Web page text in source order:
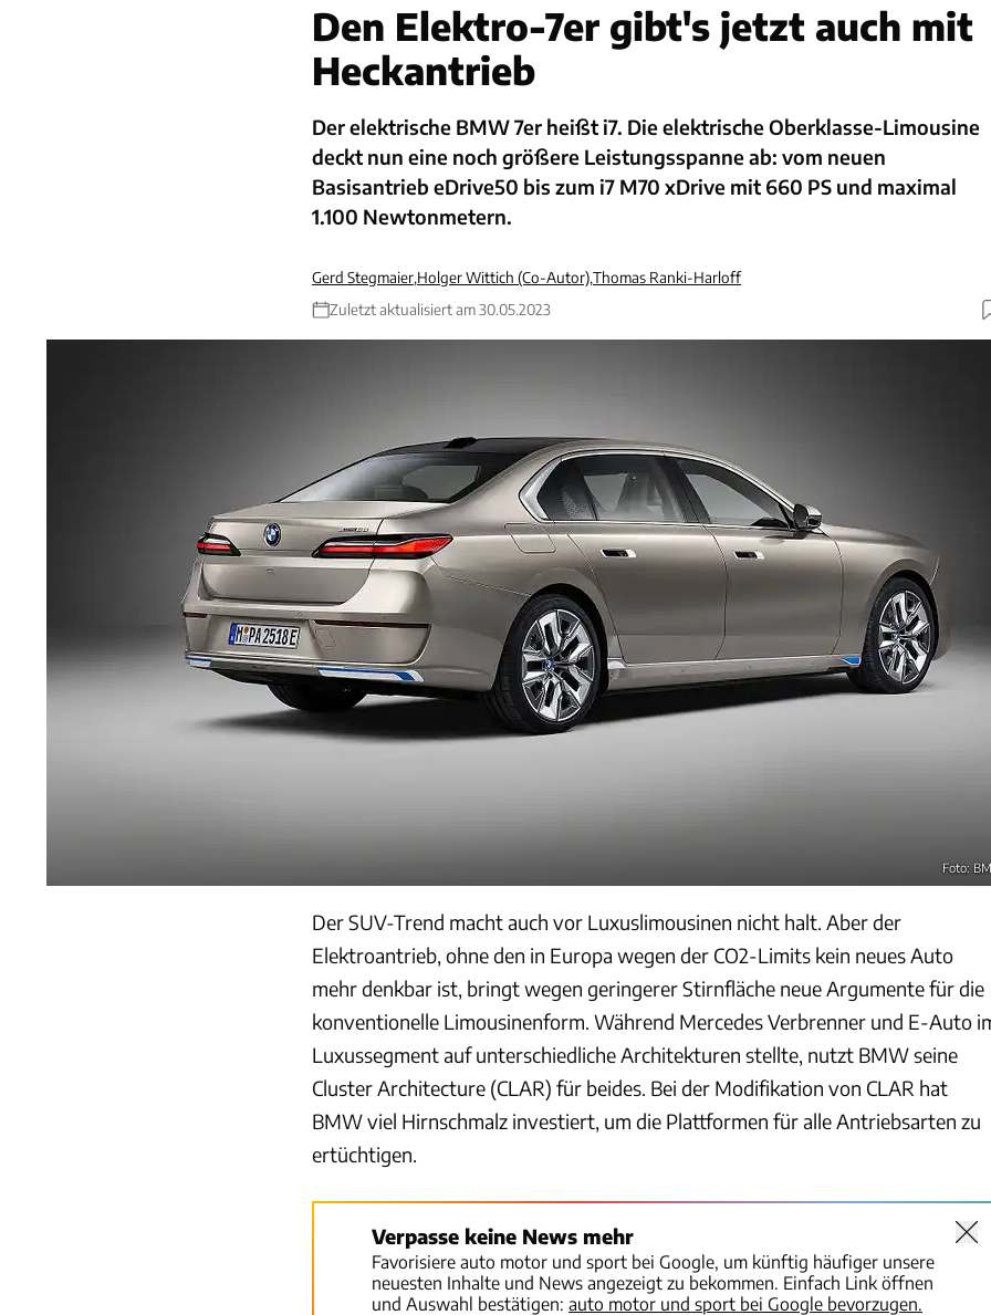
Den Elektro-7er gibt's jetzt auch mit
Heckantrieb
Der elektrische BMW 7er heißt i7. Die elektrische Oberklasse-Limousine
deckt nun eine noch größere Leistungsspanne ab: vom neuen
Basisantrieb eDrive50 bis zum i7 M70 xDrive mit 660 PS und maximal
1.100 Newtonmetern.
Gerd Stegmaier,Holger Wittich (Co-Autor),Thomas Ranki-Harloff
Zuletzt aktualisiert am 30.05.2023
Foto:
Der SUV-Trend macht auch vor Luxuslimousinen nicht halt. Aber der
Elektroantrieb, ohne den in Europa wegen der CO2-Limits kein neues Auto
mehr denkbar ist, bringt wegen geringerer Stirnfläche neue Argumente für die
konventionelle Limousinenform. Während Mercedes Verbrenner und E-Auto
Luxussegment auf unterschiedliche Architekturen stellte, nutzt BMW seine
Cluster Architecture (CLAR) für beides. Bei der Modifikation von CLAR hat
BMW viel Hirnschmalz investiert, um die Plattformen für alle Antriebsarten zu
ertüchtigen.
Verpasse keine News mehr
Favorisiere auto motor und sport bei Google, um künftig häufiger unsere
neuesten Inhalte und News angezeigt zu bekommen. Einfach Link öffnen
und Auswahl bestätigen: auto motor und sport bei Google bevorzugen.